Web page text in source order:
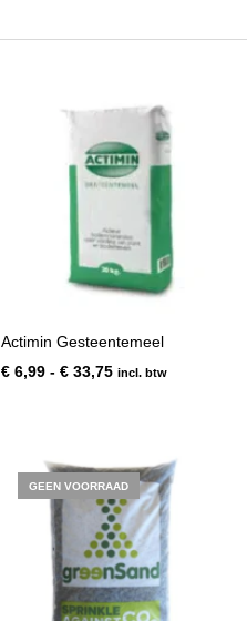
Actimin Gesteentemeel
€6,99 - €33,75Prijsklasse:
incl. btw
GEEN VOORRAAD